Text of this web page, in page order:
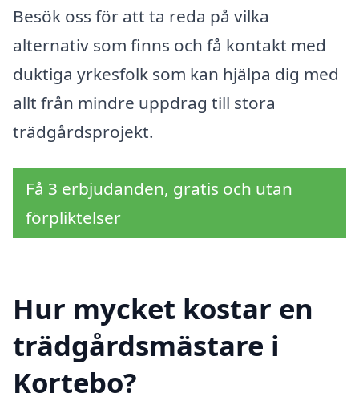
Besök oss för att ta reda på vilka
alternativ som finns och få kontakt med
duktiga yrkesfolk som kan hjälpa dig med
allt från mindre uppdrag till stora
trädgårdsprojekt.
Få 3 erbjudanden, gratis och utan
förpliktelser
Hur mycket kostar en
trädgårdsmästare i
Kortebo?